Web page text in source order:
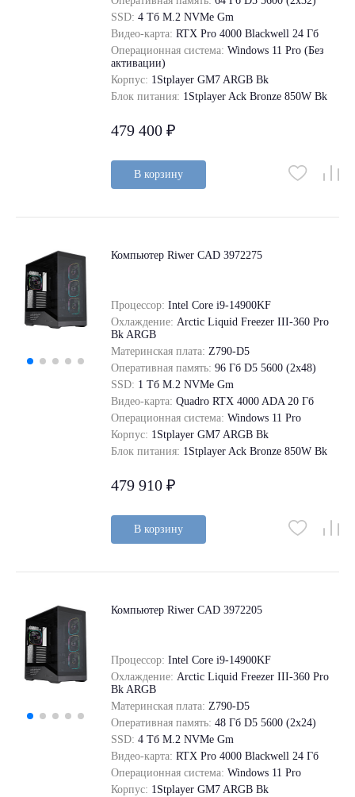
SSD: 4 Tб M.2 NVMe Gm
Видео-карта: RTX Pro 4000 Blackwell 24 Гб
Операционная система: Windows 11 Pro (Без
активации)
Корпус: 1Stplayer GM7 ARGB Bk
Блок питания: 1Stplayer Ack Bronze 850W Bk
479 400 ₽
В корзину
Компьютер Riwer CAD 3972275
Процессор: Intel Core i9-14900KF
Охлаждение: Arctic Liquid Freezer III-360 Pro
Bk ARGB
Материнская плата: Z790-D5
Оперативная память: 96 Гб D5 5600 (2х48)
SSD: 1 Tб M.2 NVMe Gm
Видео-карта: Quadro RTX 4000 ADA 20 Гб
Операционная система: Windows 11 Pro
Корпус: 1Stplayer GM7 ARGB Bk
Блок питания: 1Stplayer Ack Bronze 850W Bk
479 910 ₽
В корзину
Компьютер Riwer CAD 3972205
Процессор: Intel Core i9-14900KF
Охлаждение: Arctic Liquid Freezer III-360 Pro
Bk ARGB
Материнская плата: Z790-D5
Оперативная память: 48 Гб D5 5600 (2х24)
SSD: 4 Tб M.2 NVMe Gm
Видео-карта: RTX Pro 4000 Blackwell 24 Гб
Операционная система: Windows 11 Pro
Корпус: 1Stplayer GM7 ARGB Bk